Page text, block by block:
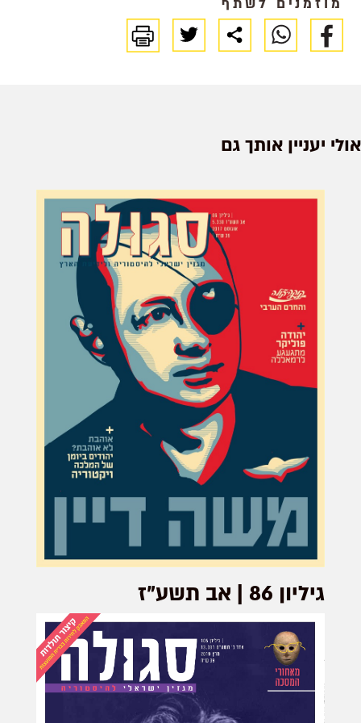
אולי יעניין אותך גם
גיליון 86 | אב תשע"ז